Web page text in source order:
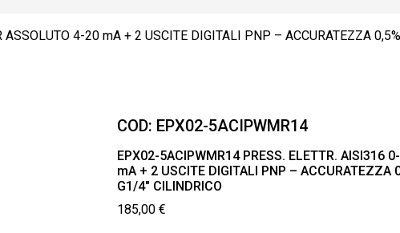
4-20 mA + 2 USCITE DIGITALI PNP – ACCURATEZZA
COD: EPX02-5ACIPWMR14
EPX02-5ACIPWMR14 PRESS. ELETTR. AISI316
mA + 2 USCITE DIGITALI PNP – ACCURATEZZA
G1/4″ CILINDRICO
185,00€